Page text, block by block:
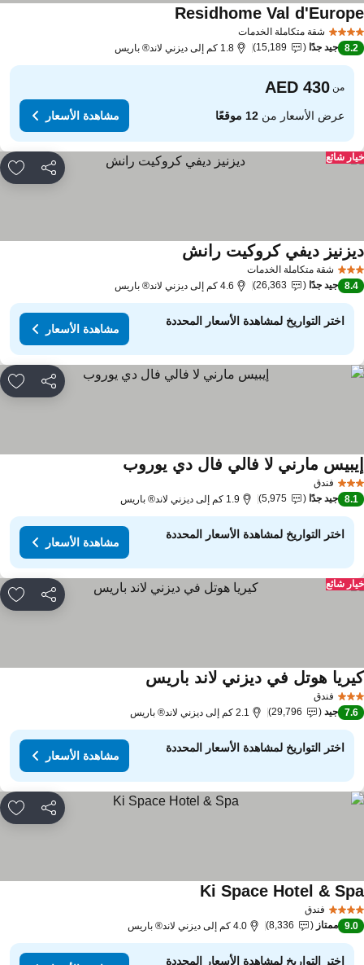
شقة متكاملة الخدمات
Residhome Val
8.2 جيد جدًا 15,189 1.8 كم إلى ديزني لاند® باريس
من
عرض الأسعار من12 موقعًا مشاهدة الأسعار
مشاركة
شائع
شقة متكاملة الخدمات
ديفي كروكيت رانش
8.4 جيد جدًا 26,363 4.6 كم إلى ديزني لاند® باريس
اختر التواريخ لمشاهدة الأسعار المحددة
مشاهدة الأسعار
مشاركة
فندق
مارني لا فالي فال دي يوروب
8.1 جيد جدًا 5,975 1.9 كم إلى ديزني لاند® باريس
اختر التواريخ لمشاهدة الأسعار المحددة
مشاهدة الأسعار
مشاركة
شائع
فندق
هوتل في ديزني لاند باريس
7.6 جيد 29,796 2.1 كم إلى ديزني لاند® باريس
اختر التواريخ لمشاهدة الأسعار المحددة
مشاهدة الأسعار
مشاركة
فندق
Ki Space Hotel &
9.0 ممتاز 8,336 4.0 كم إلى ديزني لاند® باريس
اختر التواريخ لمشاهدة الأسعار المحددة